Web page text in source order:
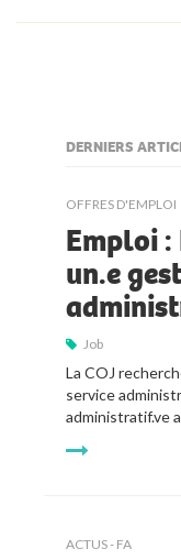
DERNIERS
OFFRES D'EMPLOI
Emploi :
un.e
Job
La COJ
service
administratif.ve
ACTUS - FA